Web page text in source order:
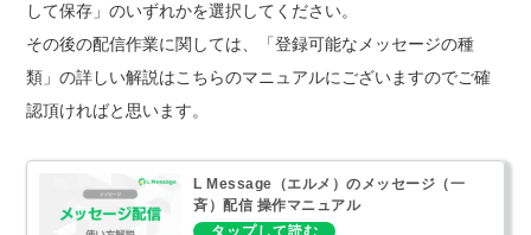
して保存」のいずれかを選択してください。
その後の配信作業に関しては、「登録可能なメッセージの種
類」の詳しい解説はこちらのマニュアルにございますのでご確
認頂ければと思います。
L Message（エルメ）のメッセージ（一
斉）配信 操作マニュアル